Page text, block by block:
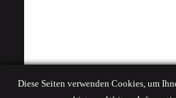
Diese Seiten verwenden Cookies, um